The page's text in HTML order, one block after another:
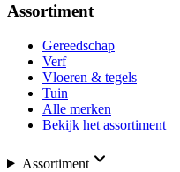
Assortiment
Gereedschap
Verf
Vloeren & tegels
Tuin
Alle merken
Bekijk het assortiment
Assortiment